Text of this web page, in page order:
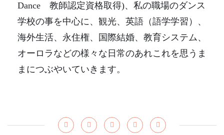
Dance 教師認定資格取得)、私の職場のダンス
学校の事を中心に、観光、英語（語学学習）、
海外生活、永住権、国際結婚、教育システム、
オーロラなどの様々な日常のあれこれを思うま
まにつぶやいていきます。